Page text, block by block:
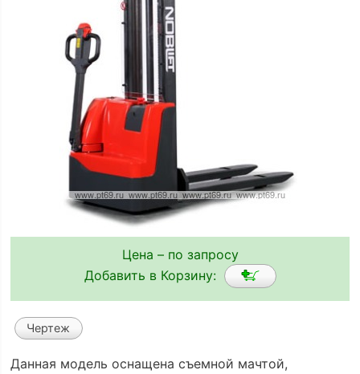
Цена – по запросу
Добавить в Корзину:
Чертеж
Данная модель оснащена съемной мачтой,